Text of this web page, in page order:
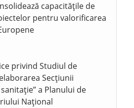
capacitățile de
pentru valorificarea
privind Studiul de
Secțiunii
a Planului de
Național